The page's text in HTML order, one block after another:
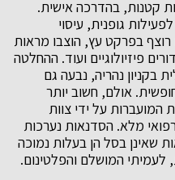
קטנות, בהדרכה אישית.
גופנית, עיסוי
רוצף בפרקט עץ, הוצבו מראות
פיזיולוגיים ועוד. ההחלטה
נהריה, נבעה גם
אולם, חשוב יותר
המועברות על ידי צוות
מלא. הסדנאות נערכות
שאינן בסל הן בעלות נמוכה
המושלם והפלטינום.